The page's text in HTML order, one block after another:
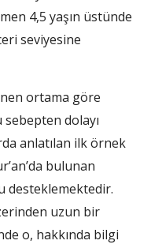
4,5 yaşın üstünde
seviyesine
ortama göre
sebepten dolayı
anlatılan ilk örnek
bulunan
desteklemektedir.
uzun bir
o, hakkında bilgi